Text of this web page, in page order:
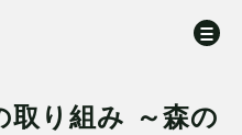
取り組み ～森の